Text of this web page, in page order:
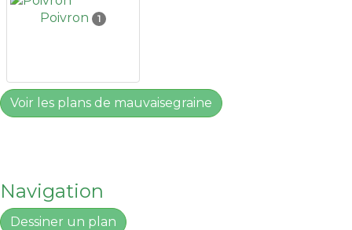
Poivron 1
Voir les plans de mauvaisegraine
Navigation
Dessiner un plan